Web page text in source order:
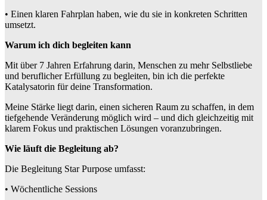
• Einen klaren Fahrplan haben, wie du sie in konkreten Schritten
umsetzt.
Warum ich dich begleiten kann
Mit über 7 Jahren Erfahrung darin, Menschen zu mehr Selbstliebe
und beruflicher Erfüllung zu begleiten, bin ich die perfekte
Katalysatorin für deine Transformation.
Meine Stärke liegt darin, einen sicheren Raum zu schaffen, in dem
tiefgehende Veränderung möglich wird – und dich gleichzeitig mit
klarem Fokus und praktischen Lösungen voranzubringen.
Wie läuft die Begleitung ab?
Die Begleitung Star Purpose umfasst:
• Wöchentliche Sessions